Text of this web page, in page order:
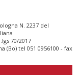
N. 2237 del
70/2017
(Bo) tel 051 0956100 - fax